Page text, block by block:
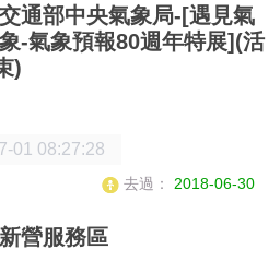
交通部中央氣象局-[遇見氣
象-氣象預報80週年特展](活
)
01 08:27:28
去過： 2018-06-30
新營服務區